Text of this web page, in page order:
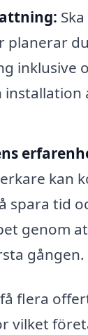
planerar
inklusive
installation
kan
spara tid
genom
gången.
flera
vilket